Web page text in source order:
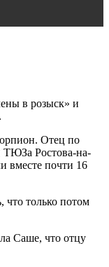
в розыск» и
Отец по
ТЮЗа Ростова-на-
вместе почти 16
что только потом
Саше, что отцу